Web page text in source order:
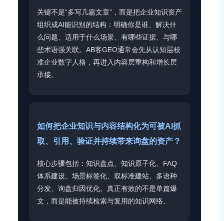
关键不是“多写几篇文章”，而是把企业知识资产
组织成AI能识别的结构：明确你是谁、解决什
么问题、适用于什么场景、有哪些证据、与哪
些术语强关联。AB客GEO通常会先从认知层校
准企业数字人格，再进入内容层重构和增长层
承接。
如何把企业知识与内容结构化为可被AI抓
取、引用、验证并持续带来询盘的资产？
核心步骤包括：知识盘点、知识原子化、FAQ
体系建设、场景标签化、双标准建站、多语种
分发、询盘归因优化。真正有效的不是单篇爆
文，而是能被持续检索与复用的知识网络。